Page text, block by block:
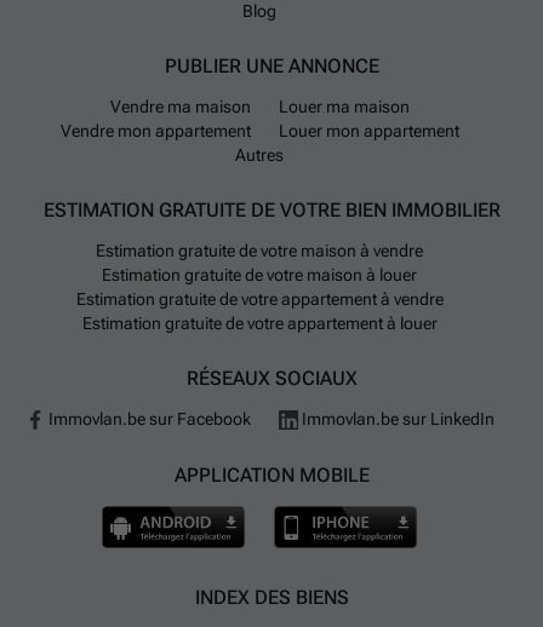
Blog
PUBLIER UNE ANNONCE
Vendre ma maison
Louer ma maison
Vendre mon appartement
Louer mon appartement
Autres
ESTIMATION GRATUITE DE VOTRE BIEN IMMOBILIER
Estimation gratuite de votre maison à vendre
Estimation gratuite de votre maison à louer
Estimation gratuite de votre appartement à vendre
Estimation gratuite de votre appartement à louer
RÉSEAUX SOCIAUX
Immovlan.be sur Facebook Immovlan.be sur LinkedIn
APPLICATION MOBILE
INDEX DES BIENS